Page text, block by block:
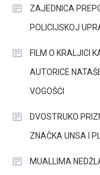
ZAJEDNICA
POLICIJSKOJ
FILM O KRALJICI
AUTORICE
VOGOŠĆI
DVOSTRUKO
ZNAČKA UNSA I
MUALLIMA